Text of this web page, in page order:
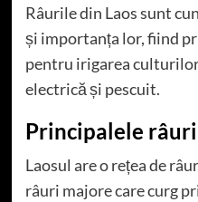
Râurile din Laos sunt
și importanța lor, fiind
pentru irigarea
electrică și pescuit.
Principalele râuri
Laosul are o rețea de
râuri majore care curg